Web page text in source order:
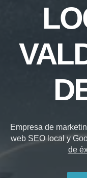
Empresa de
web SEO local y
de